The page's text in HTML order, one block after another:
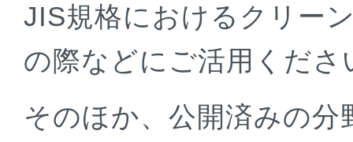
JIS規格におけるクリー
の際などにご活用くださ
そのほか、公開済みの